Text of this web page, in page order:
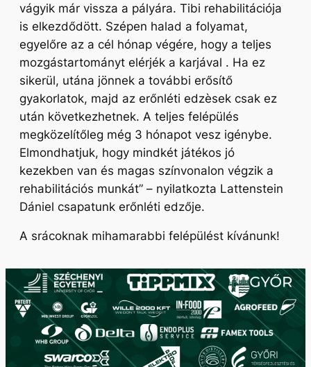
vágyik már vissza a pályára. Tibi rehabilitációja
is elkezdődött. Szépen halad a folyamat,
egyelőre az a cél hónap végére, hogy a teljes
mozgástartományt elérjék a karjával . Ha ez
sikerül, utána jönnek a további erősítő
gyakorlatok, majd az erőnléti edzèsek csak ez
után következhetnek. A teljes felépülés
megközelítőleg még 3 hónapot vesz igénybe.
Elmondhatjuk, hogy mindkét játékos jó
kezekben van és magas színvonalon végzik a
rehabilitációs munkát” – nyilatkozta Lattenstein
Dániel csapatunk erőnléti edzője.
A srácoknak mihamarabbi felépülést kívánunk!